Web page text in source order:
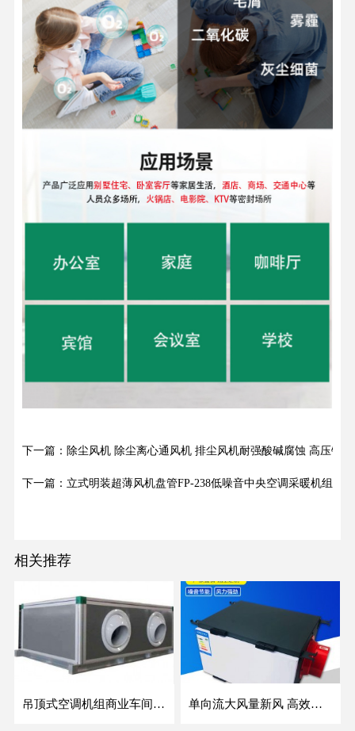
下一篇：除尘风机 除尘离心通风机 排尘风机耐强酸碱腐蚀 高压钛
下一篇：立式明装超薄风机盘管FP-238低噪音中央空调采暖机组
相关推荐
吊顶式空调机组商业车间防爆新风空调器射流冷暖机组 单向流大风量新风 高效除霾全热交换新风机空气净化